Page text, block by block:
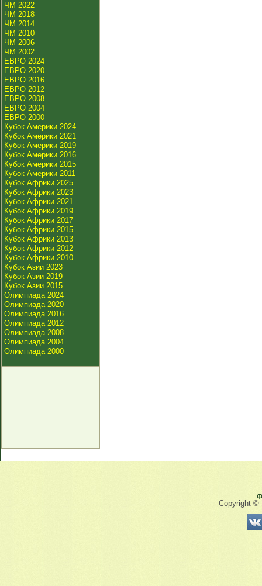
ЧМ 2022
ЧМ 2018
ЧМ 2014
ЧМ 2010
ЧМ 2006
ЧМ 2002
ЕВРО 2024
ЕВРО 2020
ЕВРО 2016
ЕВРО 2012
ЕВРО 2008
ЕВРО 2004
ЕВРО 2000
Кубок Америки 2024
Кубок Америки 2021
Кубок Америки 2019
Кубок Америки 2016
Кубок Америки 2015
Кубок Америки 2011
Кубок Африки 2025
Кубок Африки 2023
Кубок Африки 2021
Кубок Африки 2019
Кубок Африки 2017
Кубок Африки 2015
Кубок Африки 2013
Кубок Африки 2012
Кубок Африки 2010
Кубок Азии 2023
Кубок Азии 2019
Кубок Азии 2015
Олимпиада 2024
Олимпиада 2020
Олимпиада 2016
Олимпиада 2012
Олимпиада 2008
Олимпиада 2004
Олимпиада 2000
Copyright ©